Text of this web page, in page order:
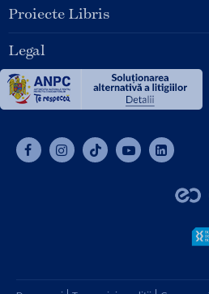
Proiecte Libris
Legal